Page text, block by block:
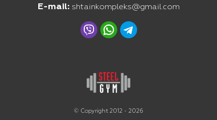
© Copyright 2012 - 2026
E-mail: shtainkompleks@gmail.com